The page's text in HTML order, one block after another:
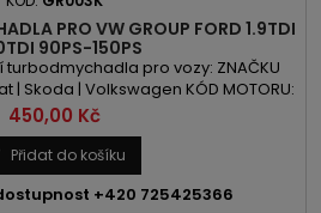
PRO VW GROUP FORD 1.9TDI
90PS-150PS
pro vozy: ZNAČKU
| Skoda | Volkswagen KÓD MOTORU:
ASZ | ATD | AUY | AXR | BEW | BPX | BRT |
| BVH | BVK OBSAH: 1896ccm 1.9TDI |
90PS - 150PS | 66kW - 110kW
Cena
450,00 Kč
Přidat do košíku
+420 725425366